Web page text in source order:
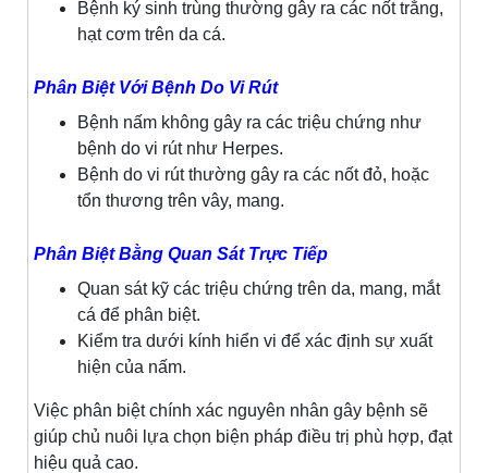
Bệnh ký sinh trùng thường gây ra các nốt trắng,
hạt cơm trên da cá.
Phân Biệt Với Bệnh Do Vi Rút
Bệnh nấm không gây ra các triệu chứng như
bệnh do vi rút như Herpes.
Bệnh do vi rút thường gây ra các nốt đỏ, hoặc
tổn thương trên vây, mang.
Phân Biệt Bằng Quan Sát Trực Tiếp
Quan sát kỹ các triệu chứng trên da, mang, mắt
cá để phân biệt.
Kiểm tra dưới kính hiển vi để xác định sự xuất
hiện của nấm.
Việc phân biệt chính xác nguyên nhân gây bệnh sẽ
giúp chủ nuôi lựa chọn biện pháp điều trị phù hợp, đạt
hiệu quả cao.